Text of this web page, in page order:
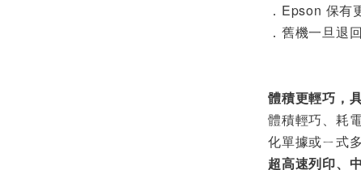
．Epson 保有
．舊機一旦退
體積更輕巧，
體積輕巧、耗
化單據或ㄧ式
超高速列印、